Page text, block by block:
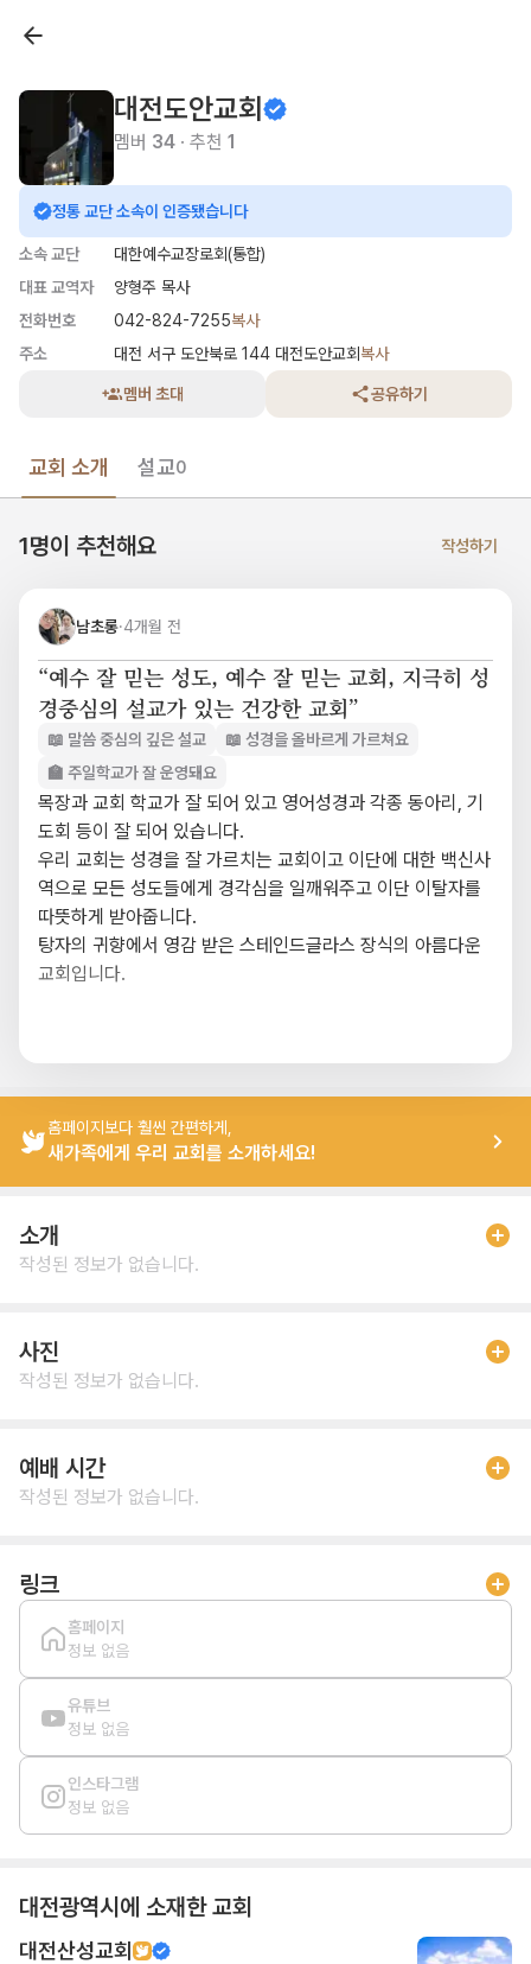
대전도안교회
멤버 34 · 추천 1
정통 교단 소속이 인증됐습니다
소속 교단
대한예수교장로회(통합)
대표 교역자
양형주 목사
전화번호
042-824-7255복사
주소
대전 서구 도안북로 144 대전도안교회 복사
멤버 초대 공유하기
교회 소개 설교0
1명이 추천해요 작성하기
남초롱·4개월 전
“예수 잘 믿는 성도, 예수 잘 믿는 교회, 지극히 성
경중심의 설교가 있는 건강한 교회”
📖 말씀 중심의 깊은 설교
📖 성경을 올바르게 가르쳐요
🏫 주일학교가 잘 운영돼요
목장과 교회 학교가 잘 되어 있고 영어성경과 각종 동아리, 기
도회 등이 잘 되어 있습니다.
우리 교회는 성경을 잘 가르치는 교회이고 이단에 대한 백신사
역으로 모든 성도들에게 경각심을 일깨워주고 이단 이탈자를
따뜻하게 받아줍니다.
탕자의 귀향에서 영감 받은 스테인드글라스 장식의 아름다운
교회입니다.
홈페이지보다 훨씬 간편하게,
새가족에게 우리 교회를 소개하세요!
소개
작성된 정보가 없습니다.
사진
작성된 정보가 없습니다.
예배 시간
작성된 정보가 없습니다.
링크
홈페이지
정보 없음
유튜브
정보 없음
인스타그램
정보 없음
대전광역시 에 소재한 교회
대전산성교회